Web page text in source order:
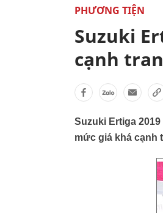
PHƯƠNG TIỆN
Suzuki
cạnh
Suzuki Ertiga
mức giá khá cạnh